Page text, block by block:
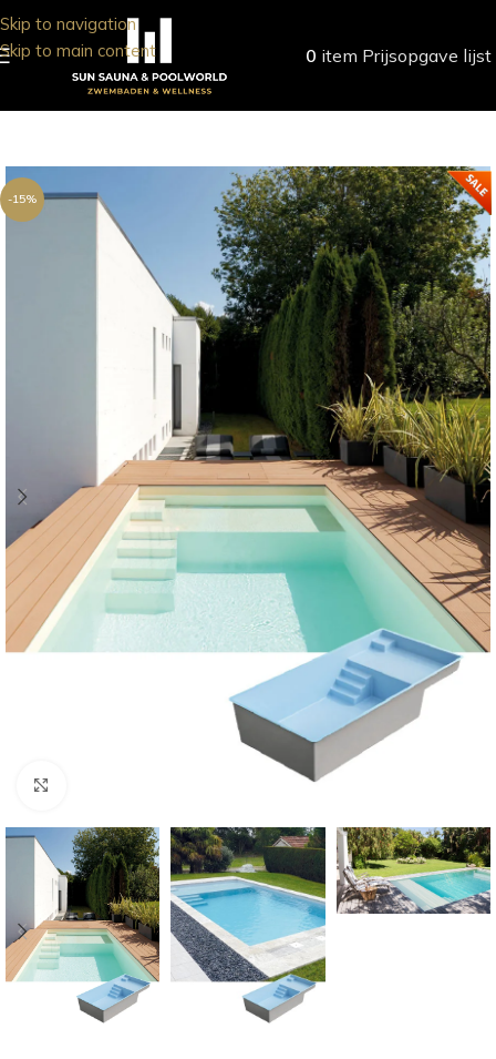
Skip to navigation
Skip to main content
0 item Prijsopgave lijst
-15%